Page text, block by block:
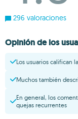
296 valoraciones
Opinión de los
Los usuarios califican
Muchos también
En general, los
quejas recurrentes